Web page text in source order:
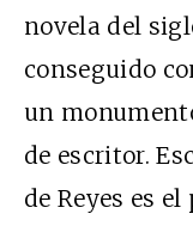
novela del
conseguido
un
de escritor.
de Reyes es